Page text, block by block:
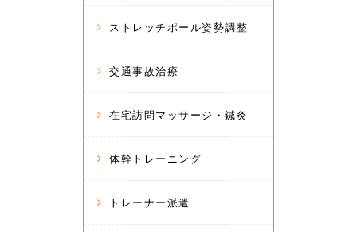
ストレッチポール姿勢調整
交通事故治療
在宅訪問マッサージ・鍼灸
体幹トレーニング
トレーナー派遣